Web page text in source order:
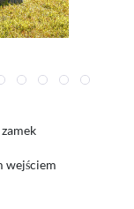
wejściem